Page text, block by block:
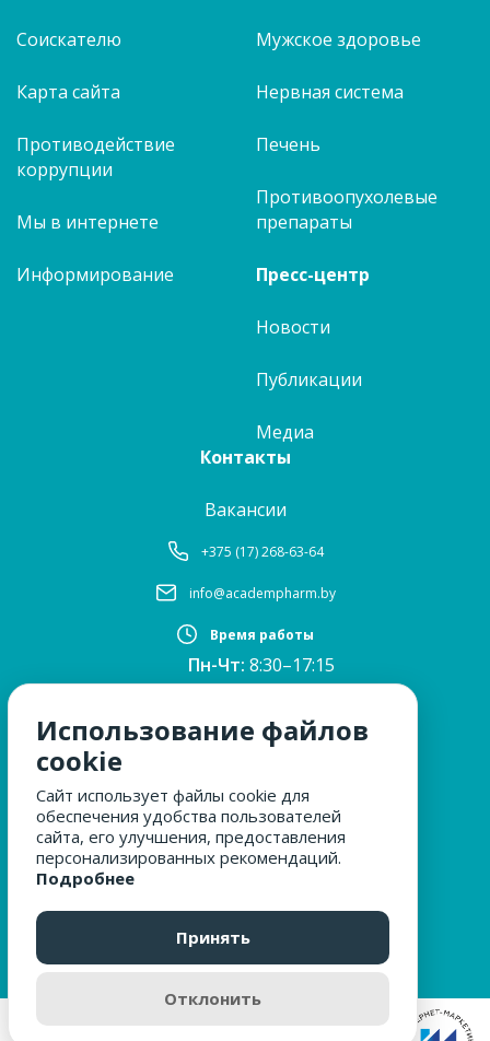
Соискателю
Карта сайта
Противодействие
коррупции
Мы в интернете
Информирование
Мужское здоровье
Нервная система
Печень
Противоопухолевые
препараты
Пресс-центр
Новости
Публикации
Медиа
Контакты
Вакансии
+375 (17) 268-63-64
info@academpharm.by
Время работы
Пн-Чт: 8:30–17:15
ПТ:8:30–16:00
12:30–13:00
Сб, Вс:выходные
МЫ ЗА БЕЗОПАСНОСТЬ
ОБРАЩЕНИЯ ГРАЖДАН
Использование файлов
cookie
Сайт использует файлы cookie для
обеспечения удобства пользователей
сайта, его улучшения, предоставления
персонализированных рекомендаций.
Подробнее
Принять
Отклонить